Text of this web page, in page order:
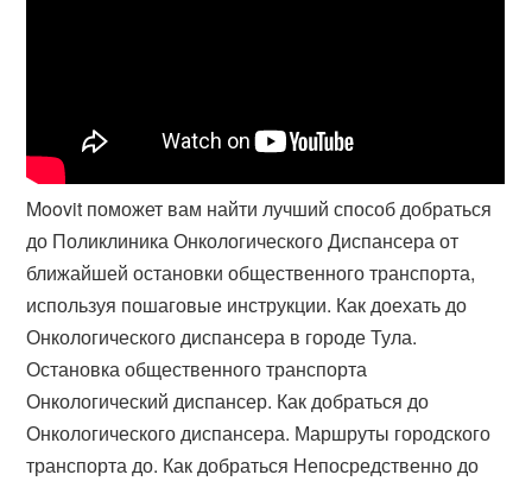
Moovit поможет вам найти лучший способ добраться
до Поликлиника Онкологического Диспансера от
ближайшей остановки общественного транспорта,
используя пошаговые инструкции. Как доехать до
Онкологического диспансера в городе Тула.
Остановка общественного транспорта
Онкологический диспансер. Как добраться до
Онкологического диспансера. Маршруты городского
транспорта до. Как добраться Непосредственно до